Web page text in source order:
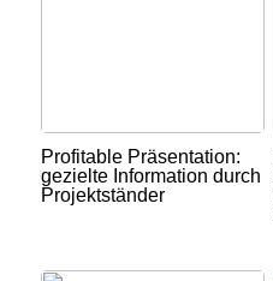
Profitable Präsentation:
gezielte Information durch
Projektständer